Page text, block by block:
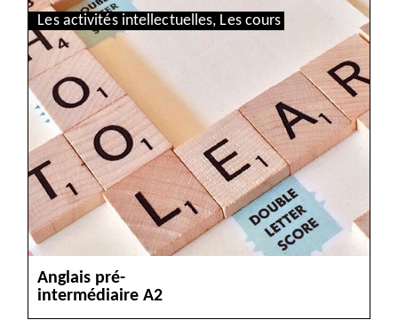
Les activités intellectuelles, Les cours
Anglais pré-
intermédiaire A2